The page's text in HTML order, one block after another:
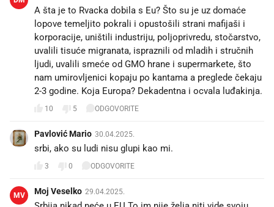
A šta je to Rvacka dobila s Eu? Što su je uz domaće
lopove temeljito pokrali i opustošili strani mafijaši i
korporacije, uništili industriju, poljoprivredu, stočarstvo,
uvalili tisuće migranata, ispraznili od mladih i stručnih
ljudi, uvalili smeće od GMO hrane i supermarkete, što
nam umirovljenici kopaju po kantama a preglede čekaju
2-3 godine. Koja Europa? Dekadentna i ocvala luđakinja.
10 5 ODGOVORITE
Pavlović Mario 30.04.2025.
srbi, ako su ludi nisu glupi kao mi.
3 0 ODGOVORITE
MV Moj Veselko 29.04.2025.